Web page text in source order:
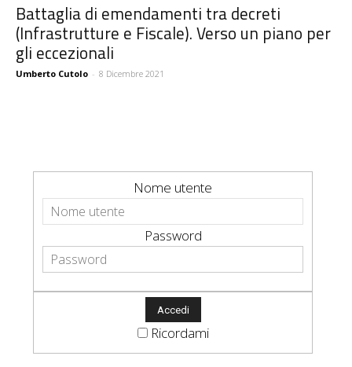
Battaglia di emendamenti tra decreti
(Infrastrutture e Fiscale). Verso un piano per
gli eccezionali
Umberto Cutolo - 8 Dicembre 2021
Nome utente
Password
Ricordami